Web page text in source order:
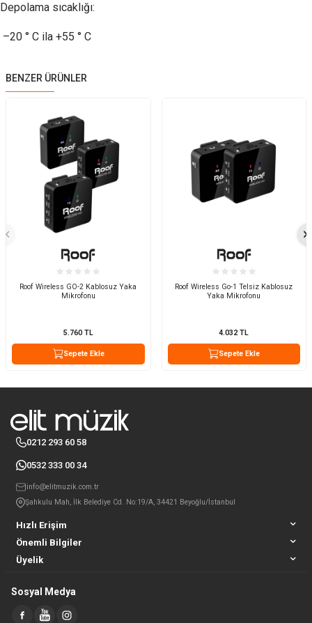
Depolama sıcaklığı:
–20 ° C ila +55 ° C
BENZER ÜRÜNLER
Roof Wireless GO-2 Kablosuz Yaka
Mikrofonu
5.760TL
Sepete Ekle
Roof Wireless Go-1 Telsiz Kablosuz
Yaka Mikrofonu
4.032TL
Sepete Ekle
Hızlı Erişim
Önemli Bilgiler
Üyelik
0212 293 60 58
0532 333 00 34
info@elitmuzik.com.tr
Şahkulu Mah, İlk Belediye Cd. No:19/A, 34421 Beyoğlu/İstanbul
Sosyal Medya